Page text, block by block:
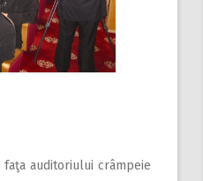
auditoriului crâmpeie